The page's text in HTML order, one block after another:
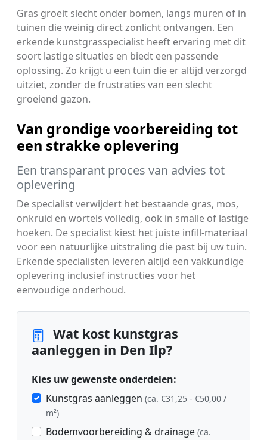
Gras groeit slecht onder bomen, langs muren of in
tuinen die weinig direct zonlicht ontvangen. Een
erkende kunstgrasspecialist heeft ervaring met dit
soort lastige situaties en biedt een passende
oplossing. Zo krijgt u een tuin die er altijd verzorgd
uitziet, zonder de frustraties van een slecht
groeiend gazon.
Van grondige voorbereiding tot
een strakke oplevering
Een transparant proces van advies tot
oplevering
De specialist verwijdert het bestaande gras, mos,
onkruid en wortels volledig, ook in smalle of lastige
hoeken. De specialist kiest het juiste infill-materiaal
voor een natuurlijke uitstraling die past bij uw tuin.
Erkende specialisten leveren altijd een vakkundige
oplevering inclusief instructies voor het
eenvoudige onderhoud.
Wat kost kunstgras
aanleggen in Den Ilp?
Kies uw gewenste onderdelen:
Kunstgras aanleggen (ca. €31,25 - €50,00 /
m²)
Bodemvoorbereiding & drainage (ca.